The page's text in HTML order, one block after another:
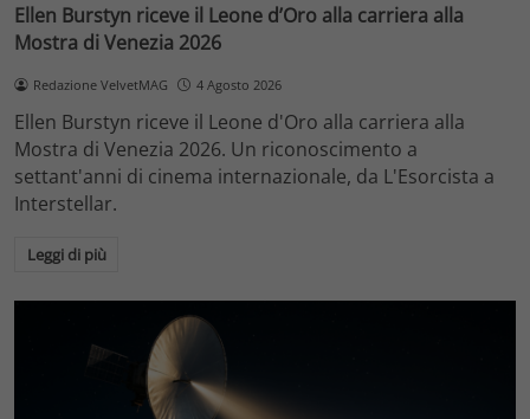
Ellen Burstyn riceve il Leone d’Oro alla carriera alla
Mostra di Venezia 2026
Redazione VelvetMAG 4 Agosto 2026
Ellen Burstyn riceve il Leone d'Oro alla carriera alla
Mostra di Venezia 2026. Un riconoscimento a
settant'anni di cinema internazionale, da L'Esorcista a
Interstellar.
Leggi di più